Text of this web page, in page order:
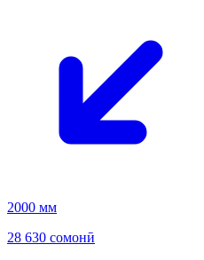
2000 мм
28 630 сомонӣ